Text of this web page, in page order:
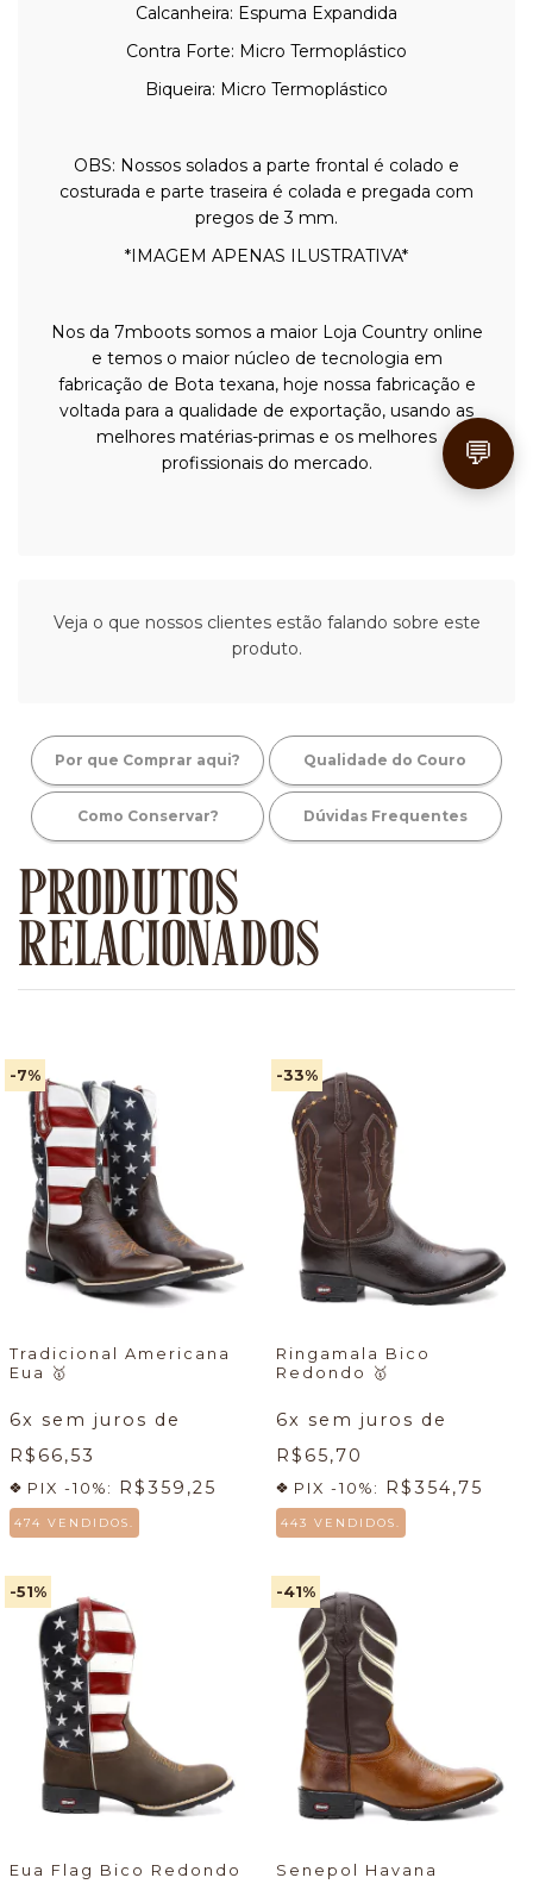
Calcanheira: Espuma Expandida
Contra Forte: Micro Termoplástico
Biqueira: Micro Termoplástico
OBS: Nossos solados a parte frontal é colado e
costurada e parte traseira é colada e pregada com
pregos de 3 mm.
*IMAGEM APENAS ILUSTRATIVA*
Nos da 7mboots somos a maior Loja Country online
e temos o maior núcleo de tecnologia em
fabricação de Bota texana, hoje nossa fabricação e
voltada para a qualidade de exportação, usando as
melhores matérias-primas e os melhores
profissionais do mercado.
Veja o que nossos clientes estão falando sobre este
produto.
Por que Comprar aqui? Qualidade do Couro
Como Conservar? Dúvidas Frequentes
PRODUTOS
RELACIONADOS
-7%
Tradicional Americana
Eua
🥇
6x sem juros de
R$66,53
PIX -10%: R$359,25
474 VENDIDOS.
-33%
Ringamala Bico
Redondo
🥇
6x sem juros de
R$65,70
PIX -10%: R$354,75
443 VENDIDOS.
-51%
Eua Flag Bico Redondo
-41%
Senepol Havana
💬